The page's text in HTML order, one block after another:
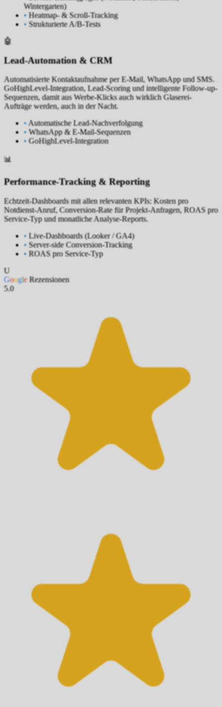
Wintergarten)
• Heatmap- & Scroll-Tracking
• Strukturierte A/B-Tests
🤖
Lead-Automation & CRM
Automatisierte Kontaktaufnahme per E-Mail, WhatsApp und SMS.
GoHighLevel-Integration, Lead-Scoring und intelligente Follow-up-
Sequenzen, damit aus Werbe-Klicks auch wirklich Glaserei-
Aufträge werden, auch in der Nacht.
•Automatische Lead-Nachverfolgung
• WhatsApp & E-Mail-Sequenzen
•GoHighLevel-Integration
📊
Performance-Tracking & Reporting
Echtzeit-Dashboards mit allen relevanten KPIs: Kosten pro
Notdienst-Anruf, Conversion-Rate für Projekt-Anfragen, ROAS pro
Service-Typ und monatliche Analyse-Reports.
• Live-Dashboards (Looker / GA4)
• Server-side Conversion-Tracking
• ROAS pro Service-Typ
U
Google Rezensionen
5.0